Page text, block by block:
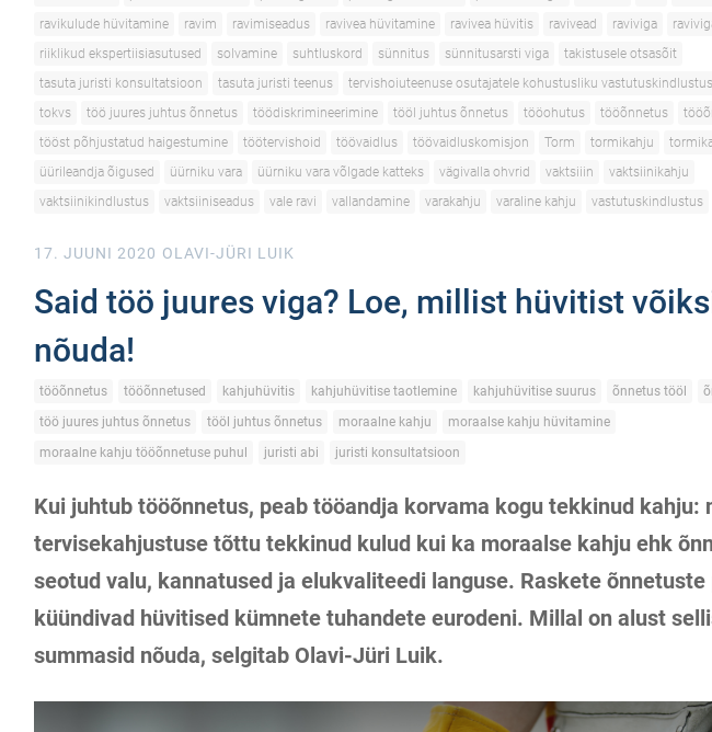
ravikulude hüvitamine
ravim ravimiseadus ravivea hüvitamine ravivea hüvitis ravivead raviviga
riiklikud ekspertiisiasutused
solvamine suhtluskord sünnitus sünnitusarsti viga
takistusele otsasõit
tasuta juristi konsultatsioon
tasuta juristi teenus
tervishoiuteenuse osutajatele kohustusliku
tokvs
töö juures juhtus õnnetus töödiskrimineerimine tööl juhtus õnnetus tööohutus tööõnnetus
tööst põhjustatud haigestumine
töötervishoid töövaidlus töövaidluskomisjon Torm tormikahju
üürileandja õigused
üürniku vara üürniku vara võlgade katteks vägivalla ohvrid vaktsiiin
vaktsiinikahju
vaktsiinikindlustus
vaktsiiniseadus vale ravi vallandamine varakahju varaline kahju vastutuskindlustus
17. JUUNI 2020 OLAVI-JÜRI LUIK
Said töö juures viga? Loe, millist hüvitist
nõuda!
tööõnnetus tööõnnetused kahjuhüvitis kahjuhüvitise taotlemine kahjuhüvitise suurus õnnetus tööl
töö juures juhtus õnnetus
tööl juhtus õnnetus moraalne kahju
moraalse kahju hüvitamine
moraalne kahju tööõnnetuse puhul
juristi abi juristi konsultatsioon
Kui juhtub tööõnnetus, peab tööandja korvama kogu tekkinud kahju:
tervisekahjustuse tõttu tekkinud kulud kui ka moraalse kahju ehk
seotud valu, kannatused ja elukvaliteedi languse. Raskete õnnetuste
küündivad hüvitised kümnete tuhandete eurodeni. Millal on alust
summasid nõuda, selgitab Olavi-Jüri Luik.